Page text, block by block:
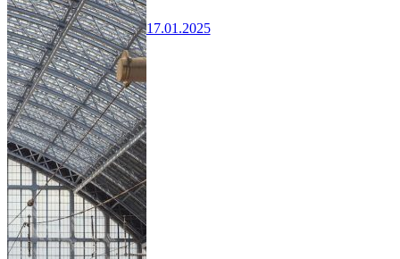
17.01.2025